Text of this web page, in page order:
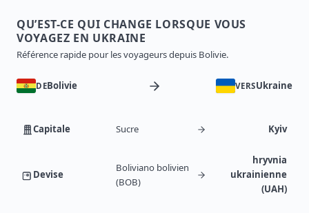
QU’EST-CE QUI CHANGE LORSQUE VOUS
VOYAGEZ EN UKRAINE
Référence rapide pour les voyageurs depuis Bolivie.
DEBolivie VERSUkraine
Capitale Sucre Kyiv
Devise
Boliviano bolivien
(BOB)
hryvnia
ukrainienne
(UAH)